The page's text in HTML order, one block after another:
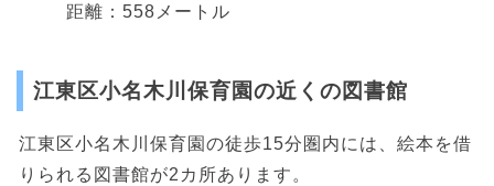
距離：558メートル
江東区小名木川保育園の近くの図書館
江東区小名木川保育園の徒歩15分圏内には、絵本を借
りられる図書館が2カ所あります。